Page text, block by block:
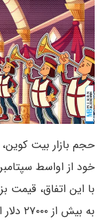
با این اتفاق، قیمت
به بیش از ۲۷۰۰۰ دلار افزایش یافته است.